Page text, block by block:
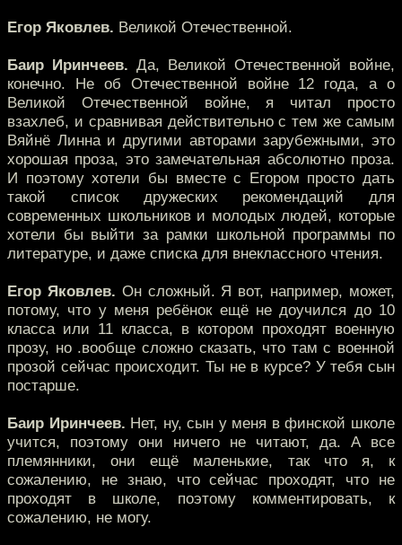
Егор Яковлев. Великой Отечественной.
Баир Иринчеев. Да, Великой Отечественной войне,
конечно. Не об Отечественной войне 12 года, а о
Великой Отечественной войне, я читал просто
взахлеб, и сравнивая действительно с тем же самым
Вяйнё Линна и другими авторами зарубежными, это
хорошая проза, это замечательная абсолютно проза.
И поэтому хотели бы вместе с Егором просто дать
такой список дружеских рекомендаций для
современных школьников и молодых людей, которые
хотели бы выйти за рамки школьной программы по
литературе, и даже списка для внеклассного чтения.
Егор Яковлев. Он сложный. Я вот, например, может,
потому, что у меня ребёнок ещё не доучился до 10
класса или 11 класса, в котором проходят военную
прозу, но .вообще сложно сказать, что там с военной
прозой сейчас происходит. Ты не в курсе? У тебя сын
постарше.
Баир Иринчеев. Нет, ну, сын у меня в финской школе
учится, поэтому они ничего не читают, да. А все
племянники, они ещё маленькие, так что я, к
сожалению, не знаю, что сейчас проходят, что не
проходят в школе, поэтому комментировать, к
сожалению, не могу.